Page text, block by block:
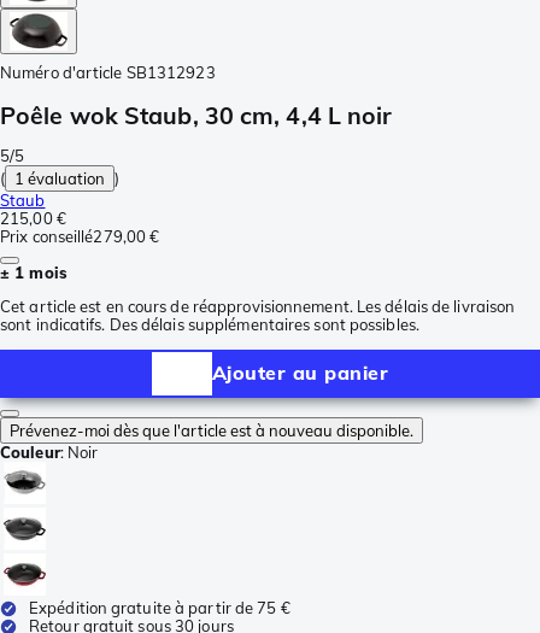
Numéro d'article SB1312923
Poêle wok Staub, 30 cm, 4,4 L noir
5/5
( 1 évaluation )
Staub
215,00 €
Prix conseillé279,00 €
± 1 mois
Cet article est en cours de réapprovisionnement. Les délais de livraison
sont indicatifs. Des délais supplémentaires sont possibles.
Ajouter au panier
Prévenez-moi dès que l'article est à nouveau disponible.
Couleur: Noir
Expédition gratuite à partir de 75 €
Retour gratuit sous 30 jours